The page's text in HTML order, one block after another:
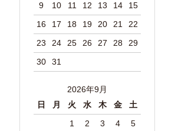
9
10 11 12 13 14
15
16
17 18 19 20 21
22
23
24 25 26 27 28
29
30
31
2026年9月
日
月 火 水 木 金
土
1
2 3 4
5